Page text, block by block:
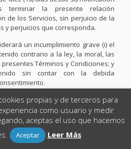
terminar la presente relación
de los Servicios, sin perjuicio de la
y perjuicios que corresponda.
un incumplimiento grave (i) el
contrario a la ley, la moral, las
Términos y Condiciones; y
sin contar con la debida
errores en la introducción de datos
sus quejas y reclamaciones, así
errores en la introducción de los
propias y de terceros para
como usuario y medir
aceptas el uso que hacemos
Aceptar Leer Más